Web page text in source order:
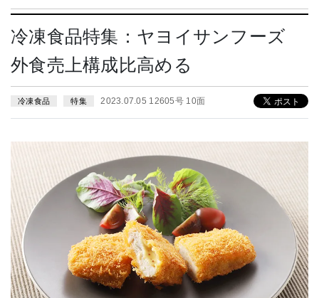
冷凍食品特集：ヤヨイサンフーズ
外食売上構成比高める
冷凍食品 特集 2023.07.05 12605号 10面